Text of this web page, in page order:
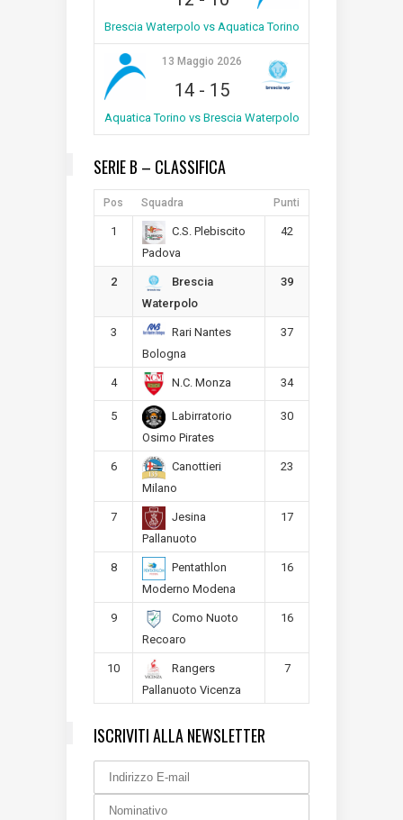
Brescia Waterpolo vs Aquatica Torino
13 Maggio 2026
14- 15
Aquatica Torino vs Brescia Waterpolo
SERIE B – CLASSIFICA
Pos Squadra Punti
1
C.S. Plebiscito
Padova
42
2
Brescia
Waterpolo
39
3
Rari Nantes
Bologna
37
4 N.C. Monza 34
5
Labirratorio
Osimo Pirates
30
6
Canottieri
Milano
23
7
Jesina
Pallanuoto
17
8
Pentathlon
Moderno Modena
16
9
Como Nuoto
Recoaro
16
10
Rangers
Pallanuoto Vicenza
7
ISCRIVITI ALLA NEWSLETTER